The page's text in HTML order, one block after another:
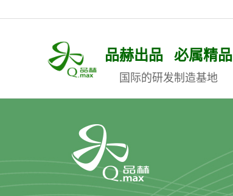
品赫出品 必属精品
国际的研发制造基地